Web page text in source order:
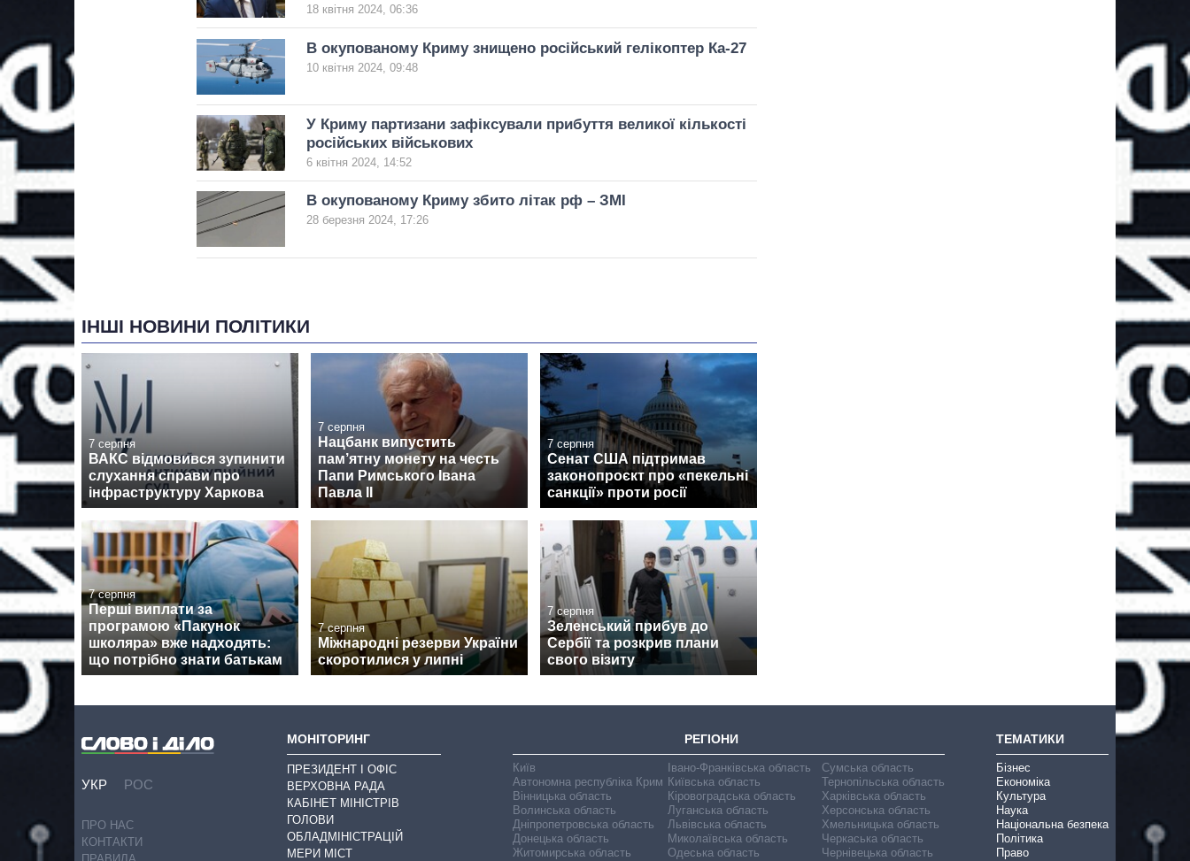
18 квітня 2024, 06:36
В окупованому Криму знищено російський гелікоптер Ка-27
10 квітня 2024, 09:48
У Криму партизани зафіксували прибуття великої кількості
російських військових
6 квітня 2024, 14:52
В окупованому Криму збито літак рф – ЗМІ
28 березня 2024, 17:26
ІНШІ НОВИНИ ПОЛІТИКИ
7 серпня
ВАКС відмовився зупинити
слухання справи про
інфраструктуру Харкова
7 серпня
Нацбанк випустить
пам’ятну монету на честь
Папи Римського Івана
Павла II
7 серпня
Сенат США підтримав
законопроєкт про «пекельні
санкції» проти росії
7 серпня
Перші виплати за
програмою «Пакунок
школяра» вже надходять:
що потрібно знати батькам
7 серпня
Міжнародні резерви України
скоротилися у липні
7 серпня
Зеленський прибув до
Сербії та розкрив плани
свого візиту
УКР РОС
ПРО НАС
КОНТАКТИ
МОНІТОРИНГ
ПРЕЗИДЕНТ І ОФІС
ВЕРХОВНА РАДА
КАБІНЕТ МІНІСТРІВ
ГОЛОВИ
ОБЛАДМІНІСТРАЦІЙ
МЕРИ МІСТ
РЕГІОНИ
Київ
Автономна республіка Крим
Вінницька область
Волинська область
Дніпропетровська область
Донецька область
Житомирська область
Івано-Франківська область
Київська область
Кіровоградська область
Луганська область
Львівська область
Миколаївська область
Одеська область
Сумська область
Тернопільська область
Харківська область
Херсонська область
Хмельницька область
Черкаська область
Чернівецька область
ТЕМАТИКИ
Бізнес
Економіка
Культура
Наука
Національна безпека
Політика
Право